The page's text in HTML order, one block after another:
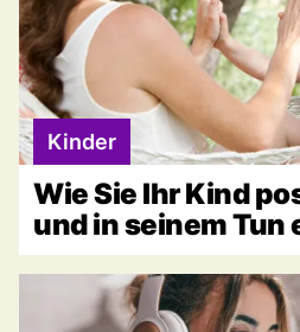
Kinder
Wie Sie Ihr Kind
und in seinem Tun